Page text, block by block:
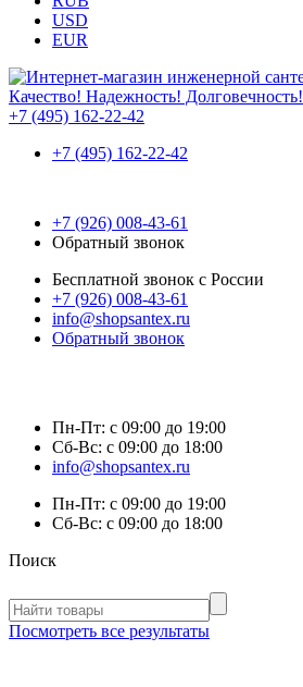
USD
EUR
Качество! Надежность! Долговечность!
+7 (495) 162-22-42
+7 (495) 162-22-42
+7 (926) 008-43-61
Обратный звонок
Бесплатной звонок с России
+7 (926) 008-43-61
info@shopsantex.ru
Обратный звонок
Пн-Пт: с 09:00 до 19:00
Сб-Вс: с 09:00 до 18:00
info@shopsantex.ru
Пн-Пт: с 09:00 до 19:00
Сб-Вс: с 09:00 до 18:00
Поиск
Посмотреть все результаты